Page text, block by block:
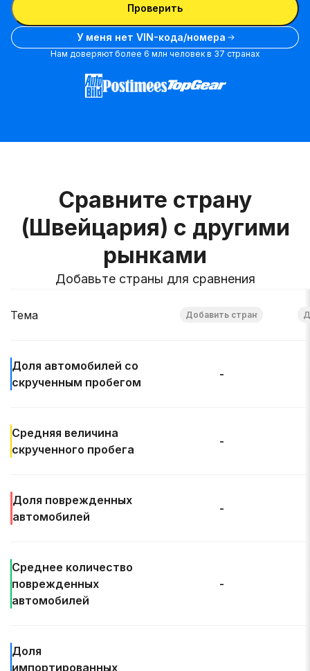
Проверить
У меня нет VIN-кода/номера
Нам доверяют более 6 млн человек в 37 странах
Сравните страну
(Швейцария) с другими
рынками
Добавьте страны для сравнения
Тема
Доля автомобилей со
скрученным пробегом
-
Средняя величина
скрученного пробега
-
Доля поврежденных
автомобилей
-
Среднее количество
поврежденных
автомобилей
-
Доля
импортированных